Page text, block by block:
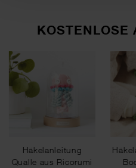
KOSTENLOSE
Häkelanleitung
Qualle aus Ricorumi